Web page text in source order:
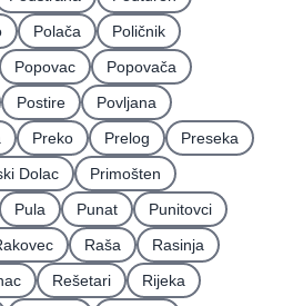
Polača
Poličnik
Popovac
Popovača
Postire
Povljana
Preko Prelog
Preseka
Dolac
Primošten
Pula Punat
Punitovci
Raša
Rasinja
Rešetari
Rijeka